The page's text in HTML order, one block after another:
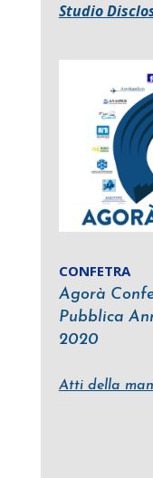
Studio
CONFETRA
Agorà
Pubblica
2020
Atti della